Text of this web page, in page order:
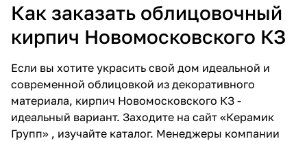
Как заказать облицовочный
кирпич Новомосковского КЗ
Если вы хотите украсить свой дом идеальной и
современной облицовкой из декоративного
материала, кирпич Новомосковского КЗ -
идеальный вариант. Заходите на сайт «Керамик
Групп» , изучайте каталог. Менеджеры компании